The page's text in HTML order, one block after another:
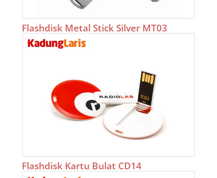
Flashdisk Metal Stick Silver MT03
Flashdisk Kartu Bulat CD14